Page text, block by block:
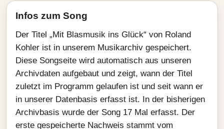
Infos zum Song
Der Titel „Mit Blasmusik ins Glück“ von Roland
Kohler ist in unserem Musikarchiv gespeichert.
Diese Songseite wird automatisch aus unseren
Archivdaten aufgebaut und zeigt, wann der Titel
zuletzt im Programm gelaufen ist und seit wann er
in unserer Datenbasis erfasst ist. In der bisherigen
Archivbasis wurde der Song 17 Mal erfasst. Der
erste gespeicherte Nachweis stammt vom